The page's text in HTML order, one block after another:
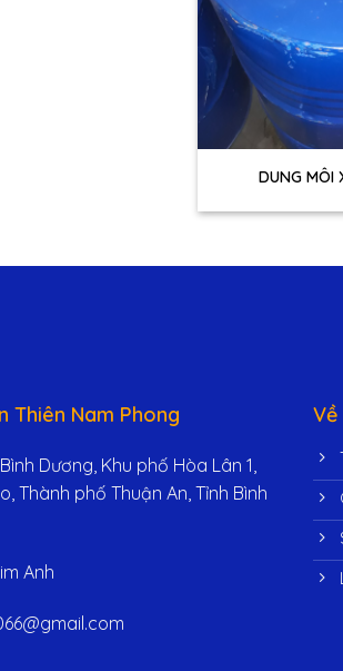
DUNG MÔI
Thiên Nam Phong
Dương, Khu phố Hòa Lân 1,
Thành phố Thuận An, Tỉnh Bình
Anh